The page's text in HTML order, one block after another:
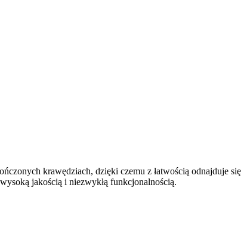
krawędziach, dzięki czemu z łatwością odnajduje się
jakością i niezwykłą funkcjonalnością.